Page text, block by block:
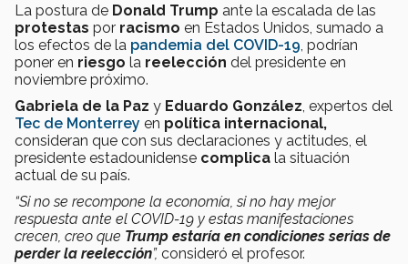
La postura de Donald Trump ante la escalada de las
protestas por racismo en Estados Unidos, sumado a
los efectos de la pandemia del COVID-19 , podrían
poner en riesgo la reelección del presidente en
noviembre próximo.
Gabriela de la Paz y Eduardo González , expertos del
Tec de Monterrey en política internacional,
consideran que con sus declaraciones y actitudes, el
presidente estadounidense complica la situación
actual de su país.
“Si no se recompone la economía, si no hay mejor
respuesta ante el COVID-19 y estas manifestaciones
crecen, creo que Trump estaría en condiciones serias de
perder la reelección”, consideró el profesor.